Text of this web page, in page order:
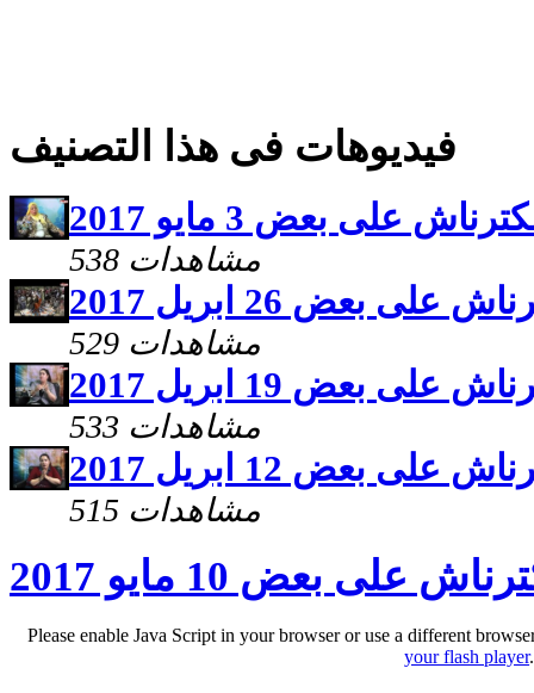
فيديوهات فى هذا التصنيف
على بعض 3 مايو 2017
538 مشاهدات
على بعض 26 ابريل 2017
529 مشاهدات
على بعض 19 ابريل 2017
533 مشاهدات
على بعض 12 ابريل 2017
515 مشاهدات
على بعض 10 مايو 2017
Please enable Java Script in your browser or use a different
your flash player.